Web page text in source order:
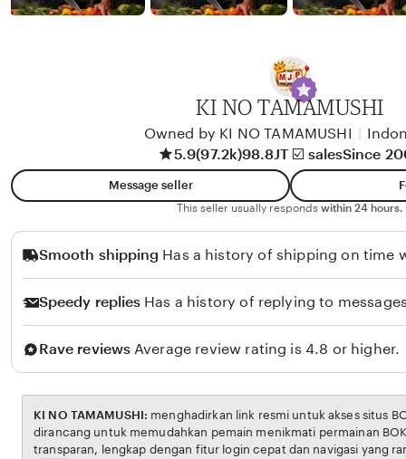
l
o
KI NO TAMAMUSHI
Owned by KI NO TAMAMUSHI
5.9(97.2k)98.8JT ☑️ salesSince
Message seller
This seller usually responds within 24 hours.
Smooth shipping Has a history of shipping on time
Speedy replies Has a history of replying to
Rave reviews Average review rating is 4.8 or higher.
KI NO TAMAMUSHI:
dirancang untuk memudahkan pemain menikmati permainan BOKEP dengan aman dan
transparan, lengkap dengan fitur login cepat dan navigasi yang ramah pengguna. Setiap